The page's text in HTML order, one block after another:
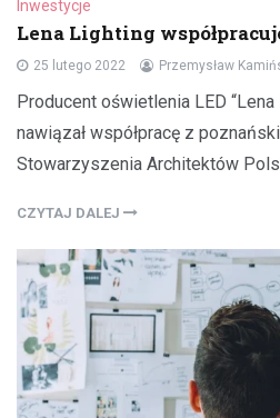
Inwestycje
Lena Lighting
25 lutego 2022 Przemysław
Producent oświetlenia LED
nawiązał współpracę z
Stowarzyszenia Architektów
CZYTAJ DALEJ